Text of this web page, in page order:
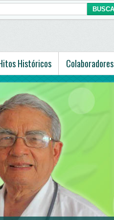
Históricos Colaboradores